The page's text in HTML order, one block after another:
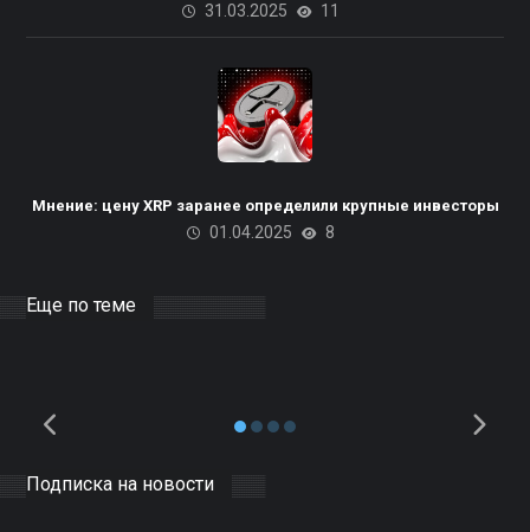
UTXO
31.03.2025 11
Мнение: цену XRP заранее определили крупные инвесторы
01.04.2025 8
Еще по теме
использовать излишки
электроэнергии для
на базе ИИ
Подписка на новости